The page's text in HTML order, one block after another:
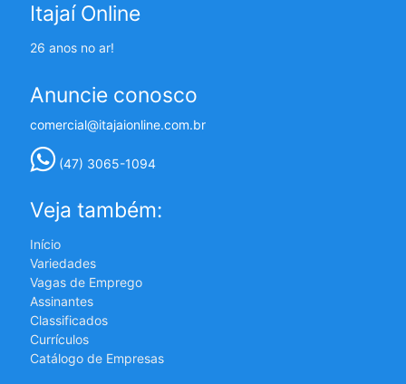
Itajaí Online
26 anos no ar!
Anuncie conosco
comercial@itajaionline.com.br
(47) 3065-1094
Veja também:
Início
Variedades
Vagas de Emprego
Assinantes
Classificados
Currículos
Catálogo de Empresas